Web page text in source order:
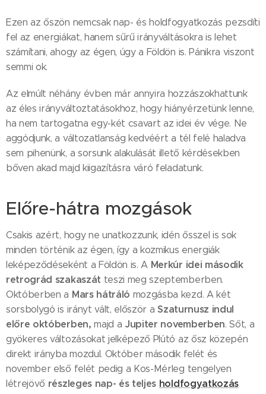
Ezen az őszön nemcsak nap- és holdfogyatkozás pezsdíti
fel az energiákat, hanem sűrű irányváltásokra is lehet
számítani, ahogy az égen, úgy a Földön is. Pánikra viszont
semmi ok.
Az elmúlt néhány évben már annyira hozzászokhattunk
az éles irányváltoztatásokhoz, hogy hiányérzetünk lenne,
ha nem tartogatna egy-két csavart az idei év vége. Ne
aggódjunk, a változatlanság kedvéért a tél felé haladva
sem pihenünk, a sorsunk alakulását illető kérdésekben
bőven akad majd kiigazításra váró feladatunk.
Előre-hátra mozgások
Csakis azért, hogy ne unatkozzunk, idén ősszel is sok
minden történik az égen, így a kozmikus energiák
leképeződéseként a Földön is. A Merkúr idei második
retrográd szakaszát teszi meg szeptemberben.
Októberben a Mars hátráló mozgásba kezd. A két
sorsbolygó is irányt vált, először a Szaturnusz indul
előre októberben,majd a Jupiter novemberben. Sőt, a
gyökeres változásokat jelképező Plútó az ősz közepén
direkt irányba mozdul. Október második felét és
november első felét pedig a Kos-Mérleg tengelyen
létrejövő részleges nap- és teljes holdfogyatkozás